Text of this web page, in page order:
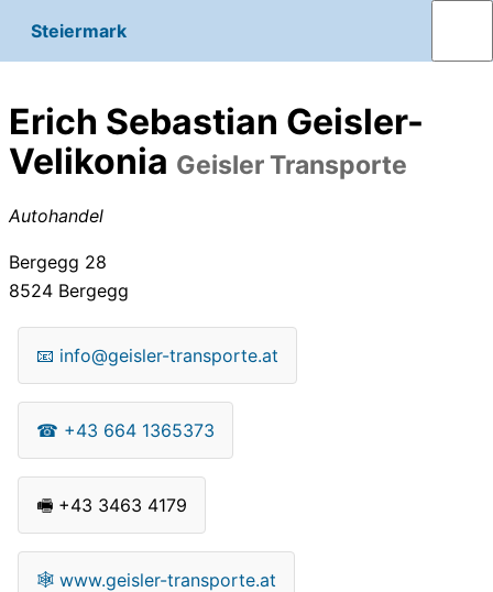
Steiermark
Erich Sebastian Geisler-
Velikonia Geisler Transporte
Autohandel
Bergegg 28
8524 Bergegg
📧 info@geisler-transporte.at
☎ +43 664 1365373
🖷 +43 3463 4179
🕸 www.geisler-transporte.at